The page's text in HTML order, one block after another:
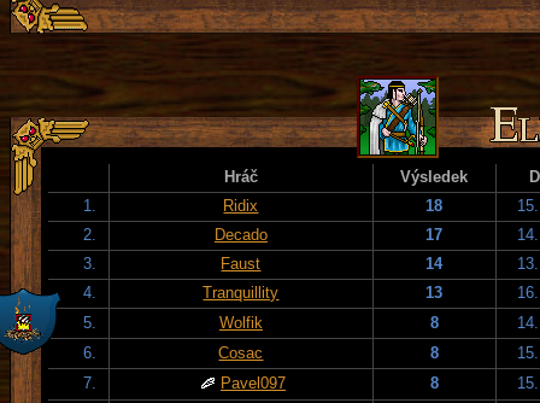
Hráč Výsledek
1.
Ridix 18
2.
Decado 17
3.
Faust 14
4.
Tranquillity 13
5.
Wolfik 8
6.
Cosac 8
7.
Pavel097 8